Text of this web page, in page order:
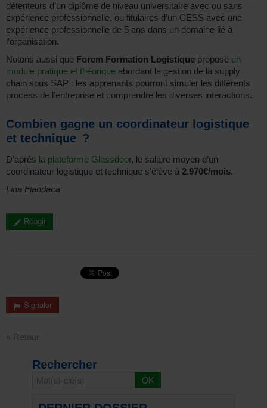
détenteurs d’un diplôme de niveau universitaire avec ou sans
expérience professionnelle, ou titulaires d’un CESS avec une
expérience professionnelle de 5 ans dans un domaine lié à
l’organisation.
Notons aussi que Forem Formation Logistique propose un
module pratique et théorique abordant la gestion de la supply
chain sous SAP : les apprenants pourront simuler les différents
process de l’entreprise et comprendre les diverses interactions.
Combien gagne un coordinateur logistique
et technique ?
D’après la plateforme Glassdoor, le salaire moyen d’un
coordinateur logistique et technique s’élève à 2.970€/mois.
Lina Fiandaca
Réagir
Signaler
« Retour
Rechercher